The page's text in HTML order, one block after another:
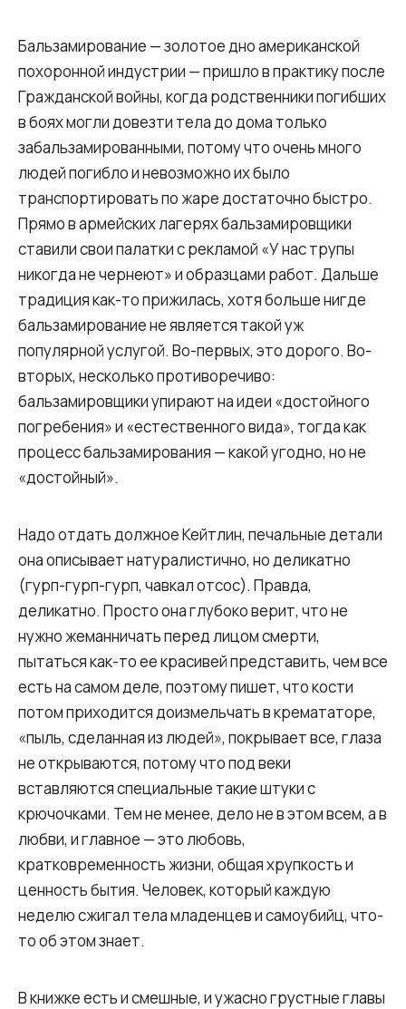
Бальзамирование — золотое дно американской
похоронной индустрии — пришло в практику после
Гражданской войны, когда родственники погибших
в боях могли довезти тела до дома только
забальзамированными, потому что очень много
людей погибло и невозможно их было
транспортировать по жаре достаточно быстро.
Прямо в армейских лагерях бальзамировщики
ставили свои палатки с рекламой «У нас трупы
никогда не чернеют» и образцами работ. Дальше
традиция как-то прижилась, хотя больше нигде
бальзамирование не является такой уж
популярной услугой. Во-первых, это дорого. Во-
вторых, несколько противоречиво:
бальзамировщики упирают на идеи «достойного
погребения» и «естественного вида», тогда как
процесс бальзамирования — какой угодно, но не
«достойный».
Надо отдать должное Кейтлин, печальные детали
она описывает натуралистично, но деликатно
(гурп-гурп-гурп, чавкал отсос). Правда,
деликатно. Просто она глубоко верит, что не
нужно жеманничать перед лицом смерти,
пытаться как-то ее красивей представить, чем все
есть на самом деле, поэтому пишет, что кости
потом приходится доизмельчать в кремататоре,
«пыль, сделанная из людей», покрывает все, глаза
не открываются, потому что под веки
вставляются специальные такие штуки с
крючочками. Тем не менее, дело не в этом всем, а в
любви, и главное — это любовь,
кратковременность жизни, общая хрупкость и
ценность бытия. Человек, который каждую
неделю сжигал тела младенцев и самоубийц, что-
то об этом знает.
В книжке есть и смешные, и ужасно грустные главы